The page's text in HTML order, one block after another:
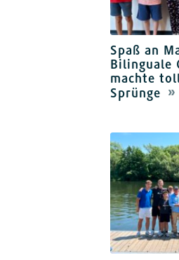
Spaß an
Bilinguale
machte
Sprünge